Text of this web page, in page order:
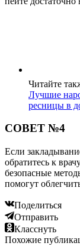
Читайте
Лучшие
ресницы в
СОВЕТ №4
Если
обратитесь к
безопасные
помогут
Поделиться
Отправить
Класснуть
Похожие